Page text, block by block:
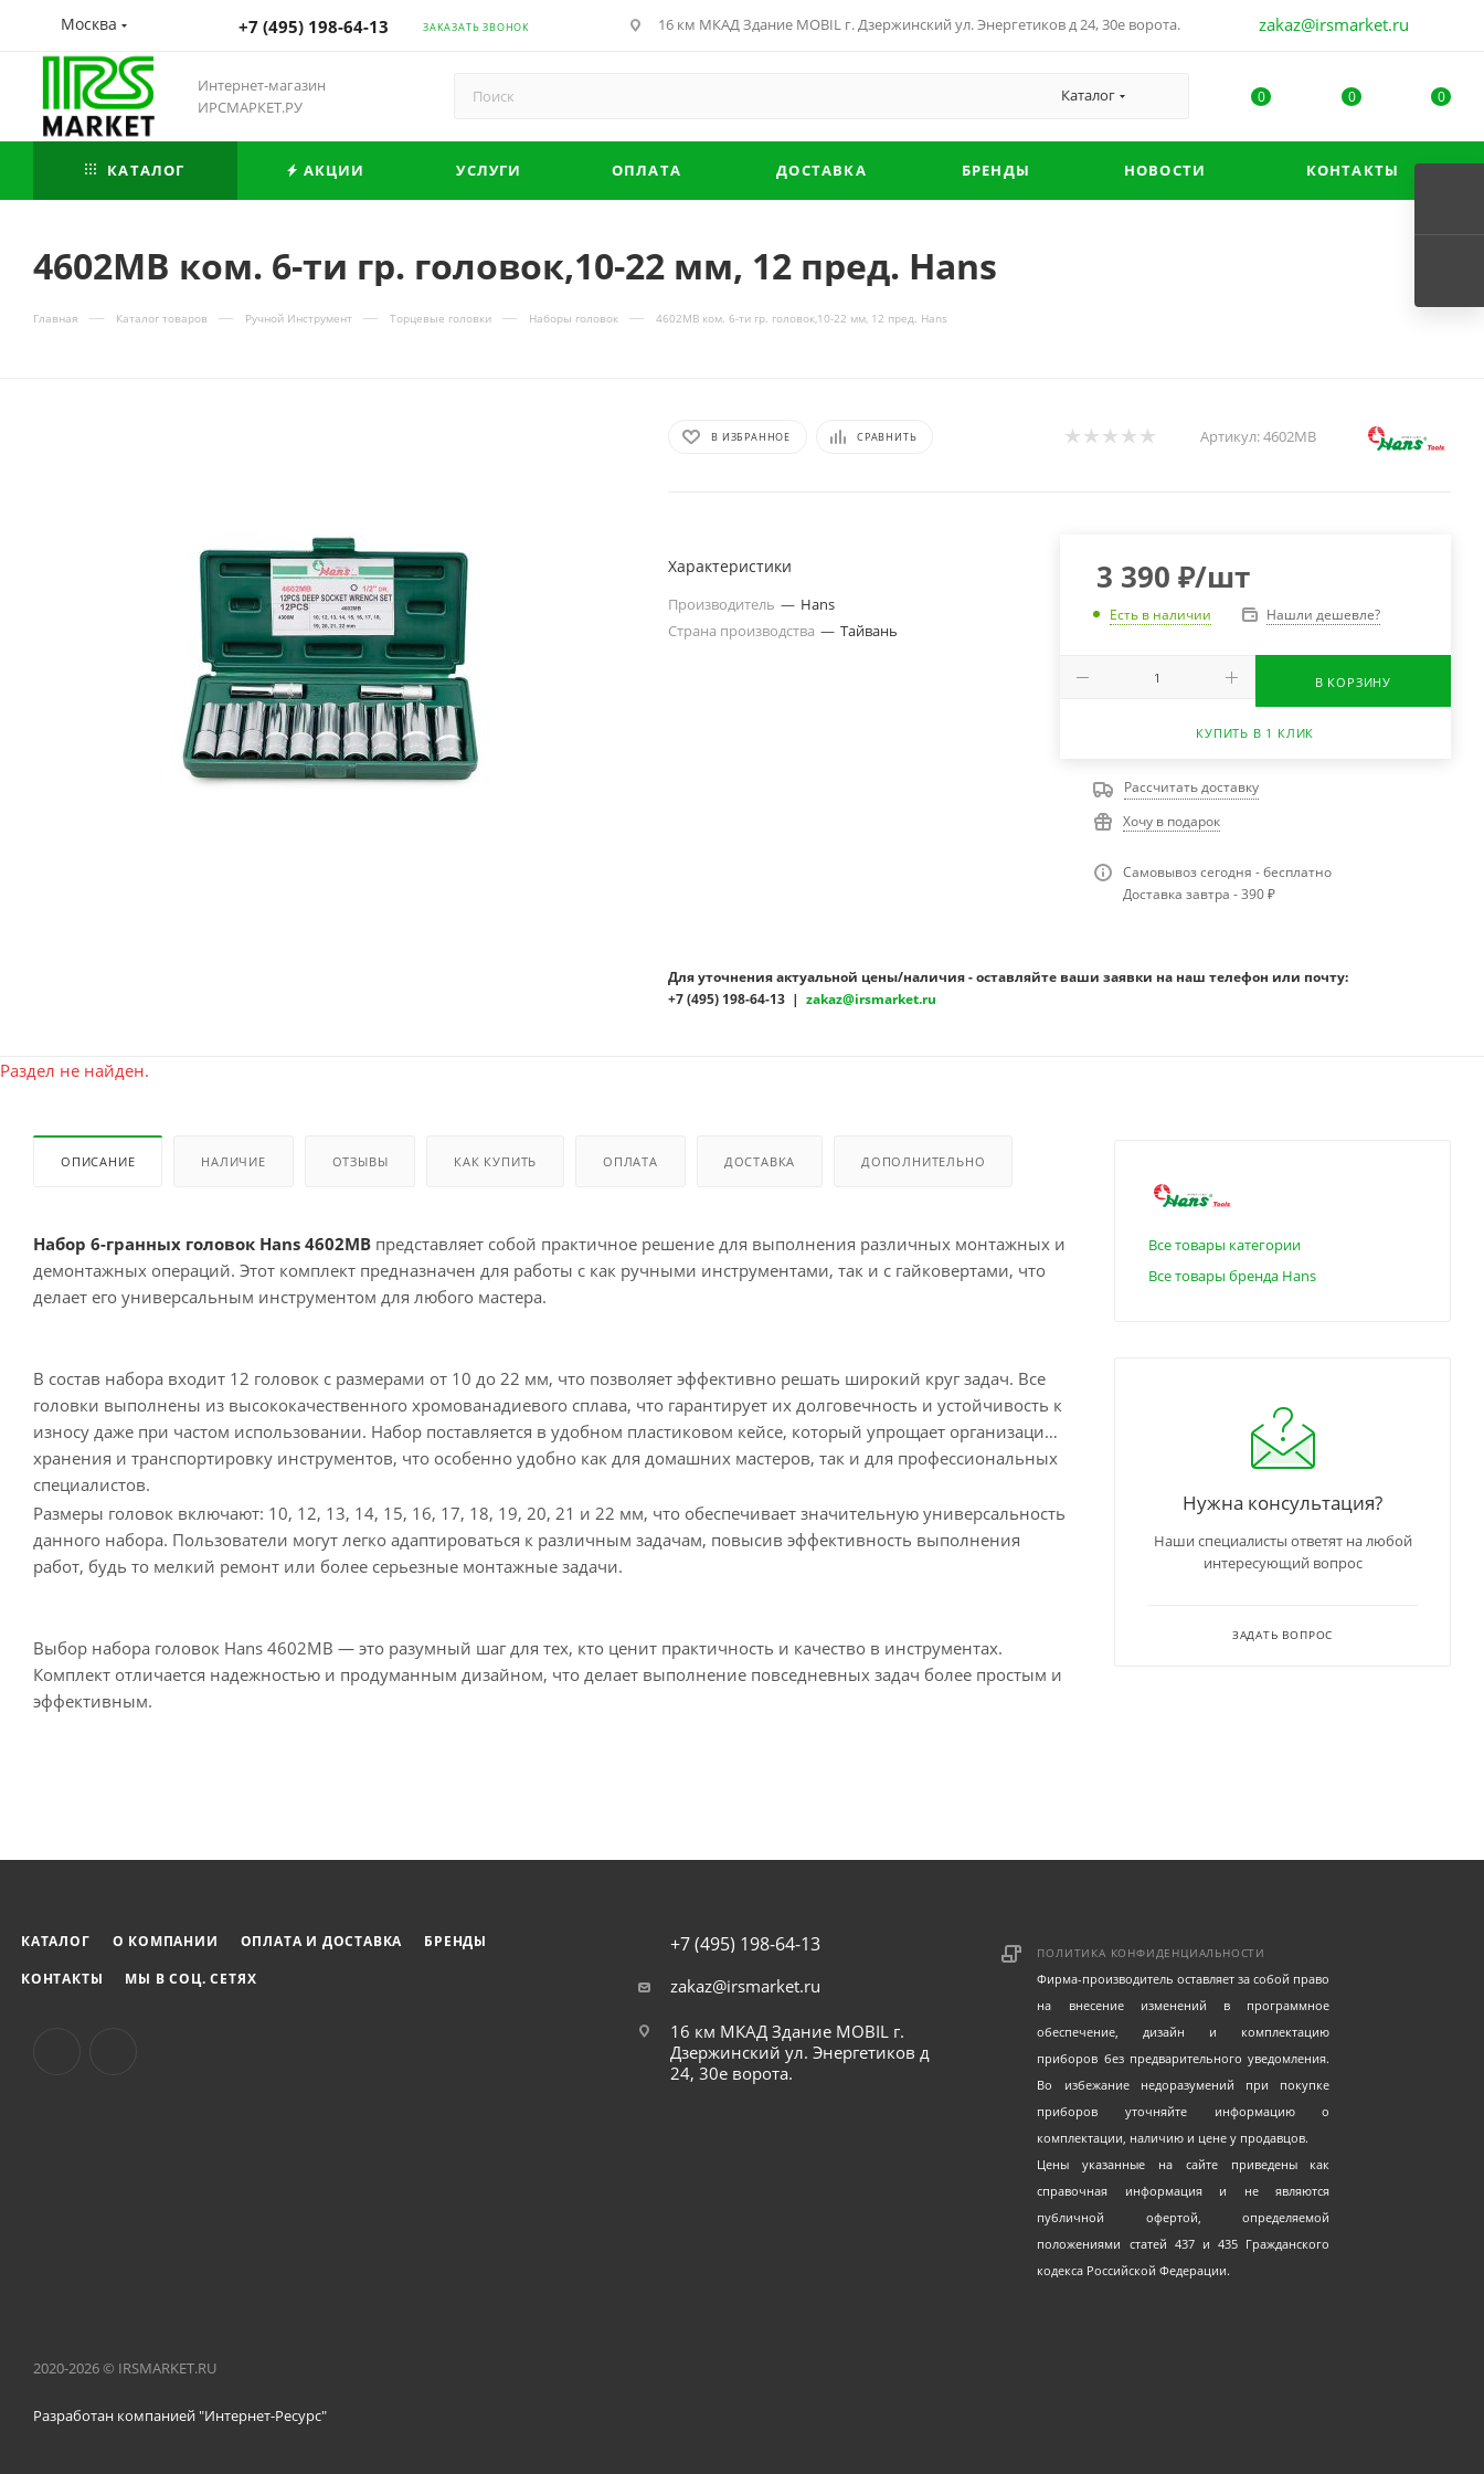
Москва +7 (495) 198-64-13 ЗАКАЗАТЬ ЗВОНОК 16 км МКАД Здание MOBIL г. Дзержинский ул. Энергетиков д 24, 30е ворота. zakaz@irsmarket.ru
Интернет-магазин
ИРСМАРКЕТ.РУ
Каталог 0 0 0
КАТАЛОГ АКЦИИ УСЛУГИ ОПЛАТА ДОСТАВКА БРЕНДЫ НОВОСТИ КОНТАКТЫ
4602MB ком. 6-ти гр. головок,10-22 мм, 12 пред. Hans
Главная — Каталог товаров — Ручной Инструмент — Торцевые головки — Наборы головок — 4602MB ком. 6-ти гр. головок,10-22 мм, 12 пред. Hans
В ИЗБРАННОЕ СРАВНИТЬ Артикул:4602MB
Характеристики
Производитель — Hans
Страна производства — Тайвань
3 390 ₽/шт
Есть в наличии Нашли дешевле?
В КОРЗИНУ
КУПИТЬ В 1 КЛИК
Рассчитать доставку
Хочу в подарок
Самовывоз сегодня - бесплатно
Доставка завтра - 390 ₽
Для уточнения актуальной цены/наличия - оставляйте ваши заявки на наш телефон или почту:
+7 (495) 198-64-13 |zakaz@irsmarket.ru
Раздел не найден.
ОПИСАНИЕ НАЛИЧИЕ ОТЗЫВЫ КАК КУПИТЬ ОПЛАТА ДОСТАВКА ДОПОЛНИТЕЛЬНО
Набор 6-гранных головок Hans 4602MB представляет собой практичное решение для выполнения различных монтажных и
демонтажных операций. Этот комплект предназначен для работы с как ручными инструментами, так и с гайковертами, что
делает его универсальным инструментом для любого мастера.
В состав набора входит 12 головок с размерами от 10 до 22 мм, что позволяет эффективно решать широкий круг задач. Все
головки выполнены из высококачественного хромованадиевого сплава, что гарантирует их долговечность и устойчивость к
износу даже при частом использовании. Набор поставляется в удобном пластиковом кейсе, который упрощает организацию
хранения и транспортировку инструментов, что особенно удобно как для домашних мастеров, так и для профессиональных
специалистов.
Размеры головок включают: 10, 12, 13, 14, 15, 16, 17, 18, 19, 20, 21 и 22 мм, что обеспечивает значительную универсальность
данного набора. Пользователи могут легко адаптироваться к различным задачам, повысив эффективность выполнения
работ, будь то мелкий ремонт или более серьезные монтажные задачи.
Выбор набора головок Hans 4602MB — это разумный шаг для тех, кто ценит практичность и качество в инструментах.
Комплект отличается надежностью и продуманным дизайном, что делает выполнение повседневных задач более простым и
эффективным.
Все товары категории
Все товары бренда Hans
Нужна консультация?
Наши специалисты ответят на любой
интересующий вопрос
ЗАДАТЬ ВОПРОС
КАТАЛОГ О КОМПАНИИ ОПЛАТА И ДОСТАВКА
БРЕНДЫ
КОНТАКТЫ
МЫ В СОЦ. СЕТЯХ
+7 (495) 198-64-13
zakaz@irsmarket.ru
16 км МКАД Здание MOBIL г.
Дзержинский ул. Энергетиков д
24, 30е ворота.
ПОЛИТИКА КОНФИДЕНЦИАЛЬНОСТИ
Фирма-производитель оставляет за собой право
на внесение изменений в программное
обеспечение, дизайн и комплектацию
приборов без предварительного уведомления.
Во избежание недоразумений при покупке
приборов уточняйте информацию о
комплектации, наличию и цене у продавцов.
Цены указанные на сайте приведены как
справочная информация и не являются
публичной офертой, определяемой
положениями статей 437 и 435 Гражданского
кодекса Российской Федерации.
2020-2026 © IRSMARKET.RU
Разработан компанией "Интернет-Ресурс"